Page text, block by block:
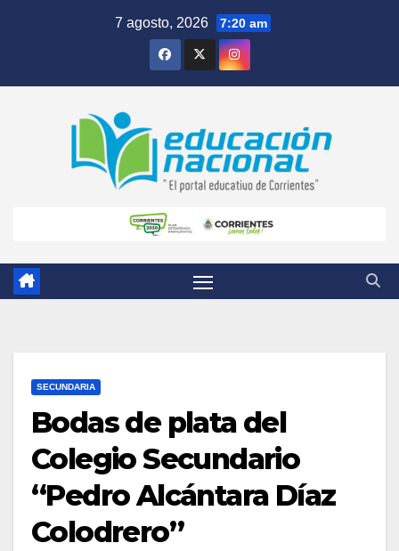
7 agosto, 2026 7:20 am
SECUNDARIA
Bodas de plata del
Colegio Secundario
“Pedro Alcántara Díaz
Colodrero”